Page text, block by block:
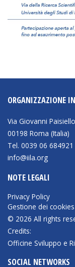
Video
Audio
OPPORTUNITÀ
Alta
Albo
Contratti/
ORGANIZZAZIONE
Via Giovanni
00198 Roma (Italia)
Tel. 0039 06 684921
info@iila.org
NOTE LEGALI
Privacy Policy
Gestione dei cookies
© 2026 All rights
Credits:
Officine Sviluppo e
SOCIAL NETWORKS